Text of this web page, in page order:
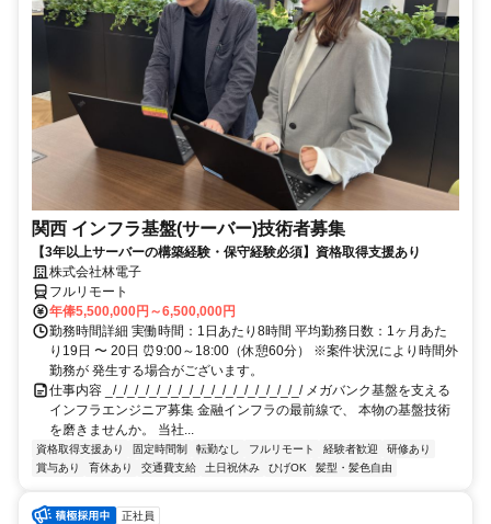
関西 インフラ基盤(サーバー)技術者募集
【3年以上サーバーの構築経験・保守経験必須】資格取得支援あり
株式会社林電子
フルリモート
年俸5,500,000円～6,500,000円
勤務時間詳細 実働時間：1日あたり8時間 平均勤務日数：1ヶ月あた
り19日 〜 20日 ⏰9:00～18:00（休憩60分） ※案件状況により時間外
勤務が 発生する場合がございます。
仕事内容 _/_/_/_/_/_/_/_/_/_/_/_/_/_/_/_/_/_/ メガバンク基盤を支える
インフラエンジニア募集 金融インフラの最前線で、 本物の基盤技術
を磨きませんか。 当社...
資格取得支援あり 固定時間制 転勤なし フルリモート 経験者歓迎
研修あり
賞与あり
育休あり 交通費支給 土日祝休み ひげOK 髪型・髪色自由
正社員